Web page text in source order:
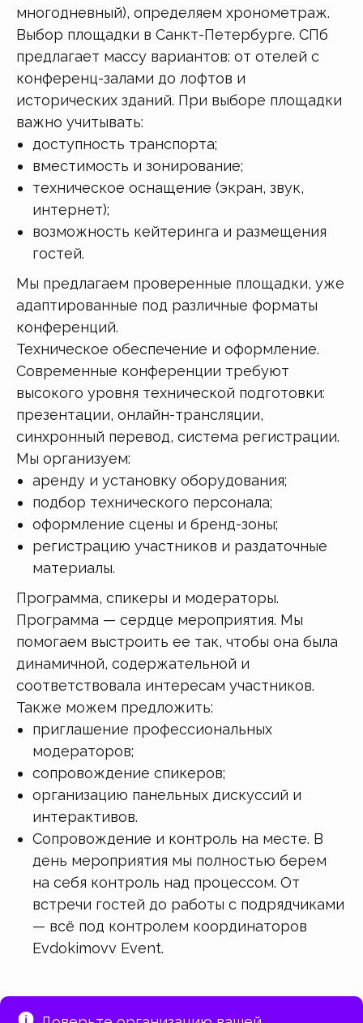
многодневный), определяем хронометраж.
Выбор площадки в Санкт-Петербурге. СПб
предлагает массу вариантов: от отелей с
конференц-залами до лофтов и
исторических зданий. При выборе площадки
важно учитывать:
доступность транспорта;
вместимость и зонирование;
техническое оснащение (экран, звук,
интернет);
возможность кейтеринга и размещения
гостей.
Мы предлагаем проверенные площадки, уже
адаптированные под различные форматы
конференций.
Техническое обеспечение и оформление.
Современные конференции требуют
высокого уровня технической подготовки:
презентации, онлайн-трансляции,
синхронный перевод, система регистрации.
Мы организуем:
аренду и установку оборудования;
подбор технического персонала;
оформление сцены и бренд-зоны;
регистрацию участников и раздаточные
материалы.
Программа, спикеры и модераторы.
Программа — сердце мероприятия. Мы
помогаем выстроить ее так, чтобы она была
динамичной, содержательной и
соответствовала интересам участников.
Также можем предложить:
приглашение профессиональных
модераторов;
сопровождение спикеров;
организацию панельных дискуссий и
интерактивов.
Сопровождение и контроль на месте. В
день мероприятия мы полностью берем
на себя контроль над процессом. От
встречи гостей до работы с подрядчиками
— всё под контролем координаторов
Evdokimovv Event.